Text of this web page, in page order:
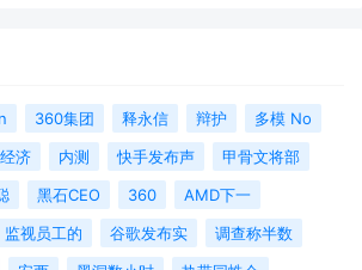
360集团 释永信 辩护
多模 No
济 内测 快手发布声
甲骨文将部
黑石CEO 360
AMD下一
监视员工的 谷歌发布实
调查称半数